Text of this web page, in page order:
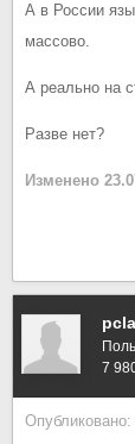
А в России
массово.
А реально на
Разве нет?
Изменено
7
Опубликовано: